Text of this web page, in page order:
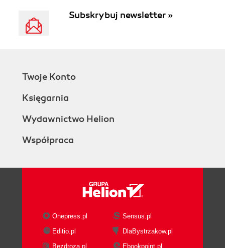
Subskrybuj newsletter »
Twoje Konto
Księgarnia
Wydawnictwo Helion
Współpraca
Onepress.pl
Sensus.pl
Editio.pl
DlaBystrzakow.pl
Bezdroza.pl
Ebookpoint.pl